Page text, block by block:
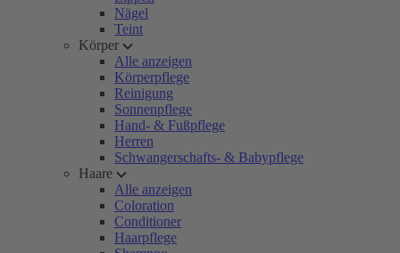
Nägel
Teint
Körper
Alle anzeigen
Körperpflege
Reinigung
Sonnenpflege
Hand- & Fußpflege
Herren
Schwangerschafts- & Babypflege
Haare
Alle anzeigen
Coloration
Conditioner
Haarpflege